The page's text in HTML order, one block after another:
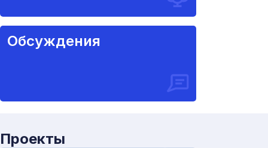
Обсуждения
Проекты